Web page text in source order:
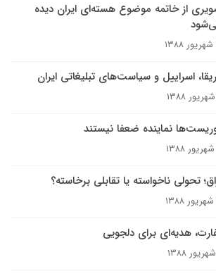
از خاتمه موضوع هسته‌ای ایران دیده
اسراییل و سیاست‌های تبلیغاتی ایران
نماینده ضعفا نیستند
تحولی ناخواسته یا تقابلی برخاسته؟
هدیه‌ای برای دلجویی